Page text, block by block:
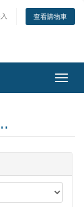
查看購物車
切
換